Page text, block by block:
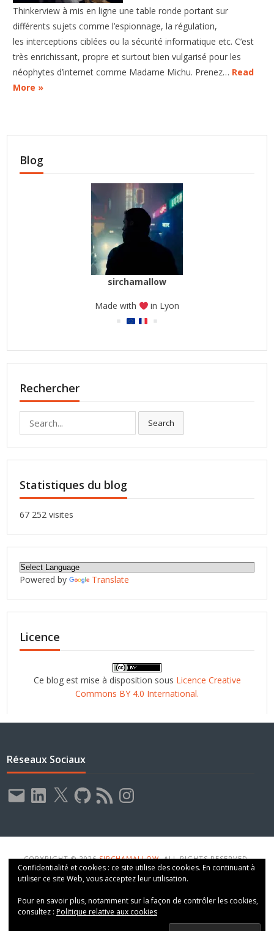
Thinkerview à mis en ligne une table ronde portant sur
différents sujets comme l’espionnage, la régulation,
les interceptions ciblées ou la sécurité informatique etc. C’est
très enrichissant, propre et surtout bien vulgarisé pour les
néophytes d’internet comme Madame Michu. Prenez… Read
More »
Blog
sirchamallow
Made with in Lyon
Rechercher
Search
Statistiques du blog
67 252 visites
Powered by Translate
Licence
Ce blog est mise à disposition sous Licence Creative
Commons BY 4.0 International.
Réseaux Sociaux
E-
mail
LinkedIn
X GitHubFlux
RSS
Instagram
COPYRIGHT © 2026SIRCHAMALLOW. ALL RIGHTS RESERVED.
THEME: VT BLOGGING BY VOLTHEMES . POWERED BYWORDPRESS
Confidentialité et cookies : ce site utilise des cookies. En continuant à
utiliser ce site Web, vous acceptez leur utilisation.
Pour en savoir plus, notamment sur la façon de contrôler les cookies,
consultez : Politique relative aux cookies